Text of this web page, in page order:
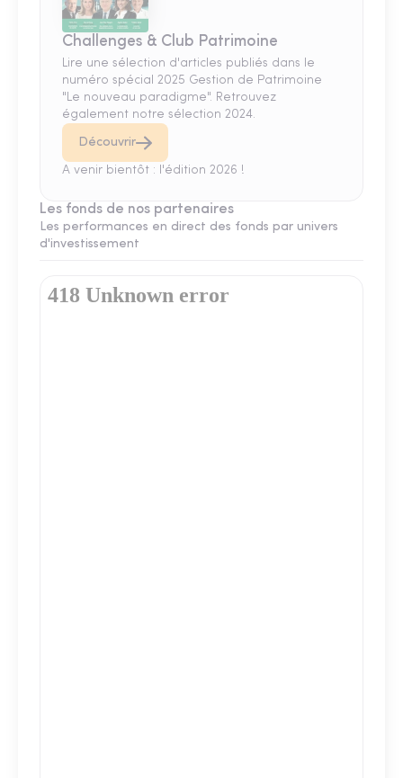
Challenges & Club Patrimoine
Lire une sélection d'articles publiés dans le
numéro spécial 2025 Gestion de Patrimoine
"Le nouveau paradigme". Retrouvez
également notre sélection 2024.
Découvrir
A venir bientôt : l'édition 2026 !
Les fonds de nos partenaires
Les performances en direct des fonds par univers
d'investissement